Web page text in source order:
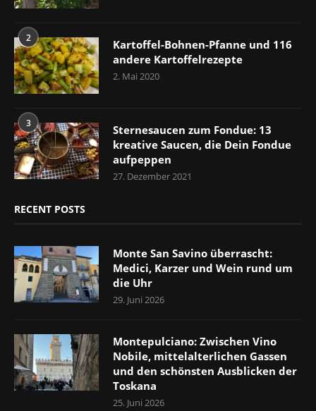
2
Kartoffel-Bohnen-Pfanne und 116
andere Kartoffelrezepte
2. Mai 2020
3
Sternesaucen zum Fondue: 13
kreative Saucen, die Dein Fondue
aufpeppen
27. Dezember 2021
RECENT POSTS
Monte San Savino überrascht:
Medici, Karzer und Wein rund um
die Uhr
29. Juni 2026
Montepulciano: Zwischen Vino
Nobile, mittelalterlichen Gassen
und den schönsten Ausblicken der
Toskana
25. Juni 2026